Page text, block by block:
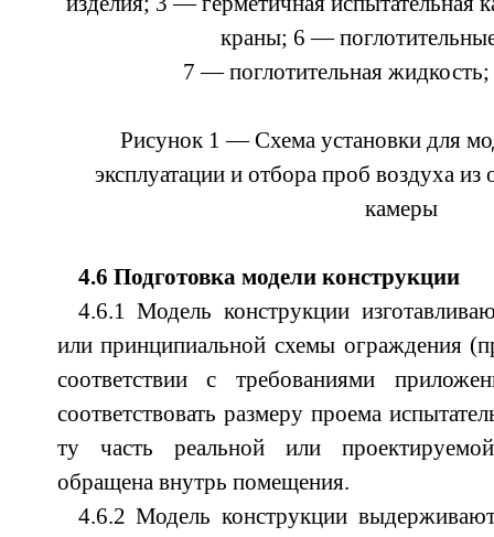
краны; 6 —
7 — поглотительная
Рисунок 1 — Схема установки для
эксплуатации и отбора проб воздуха из
камеры
4.6 Подготовка модели конструкции
4.6.1 Модель конструкции
или принципиальной схемы ограждения
соответствии с требованиями
соответствовать размеру проема
ту часть реальной или
обращена внутрь помещения.
4.6.2 Модель конструкции